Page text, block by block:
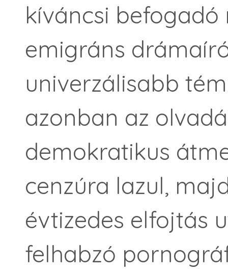
kíváncsi befogadó
emigráns
univerzálisabb
azonban az
demokratikus
cenzúra lazul,
évtizedes elfojtás
felhabzó